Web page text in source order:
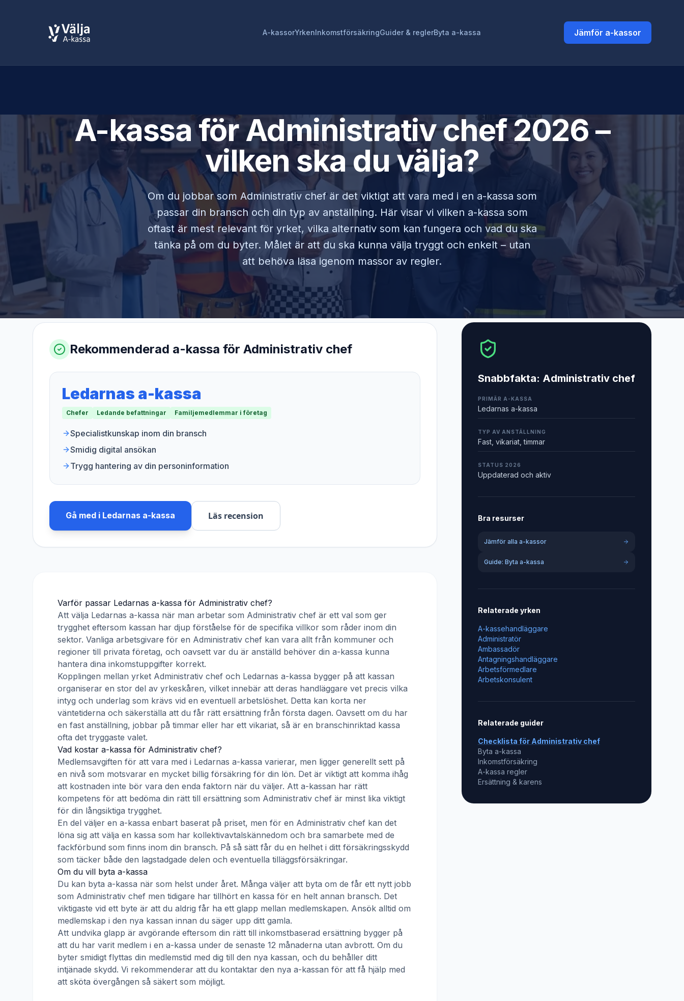
A-kassorYrkenInkomstförsäkringGuider & reglerByta a-kassa Jämför a-kassor
A-kassa förAdministrativ chef2026 –
vilken ska du välja?
Om du jobbar som Administrativ chefär det viktigt att vara med i en a-kassa som
passar din bransch och din typ av anställning. Här visar vi vilken a-kassa som
oftast är mest relevant för yrket, vilka alternativ som kan fungera och vad du ska
tänka på om du byter. Målet är att du ska kunna välja tryggt och enkelt – utan
att behöva läsa igenom massor av regler.
Rekommenderad a-kassa för Administrativ chef
Ledarnas a-kassa
Chefer Ledande befattningar Familjemedlemmar i företag
Specialistkunskap inom din bransch
Smidig digital ansökan
Trygg hantering av din personinformation
Gå med i Ledarnas a-kassa Läs recension
Varför passar Ledarnas a-kassa för Administrativ chef?
Att välja Ledarnas a-kassa när man arbetar som Administrativ chef är ett val som ger
trygghet eftersom kassan har djup förståelse för de specifika villkor som råder inom din
sektor. Vanliga arbetsgivare för en Administrativ chef kan vara allt från kommuner och
regioner till privata företag, och oavsett var du är anställd behöver din a-kassa kunna
hantera dina inkomstuppgifter korrekt.
Kopplingen mellan yrket Administrativ chef och Ledarnas a-kassa bygger på att kassan
organiserar en stor del av yrkeskåren, vilket innebär att deras handläggare vet precis vilka
intyg och underlag som krävs vid en eventuell arbetslöshet. Detta kan korta ner
väntetiderna och säkerställa att du får rätt ersättning från första dagen. Oavsett om du har
en fast anställning, jobbar på timmar eller har ett vikariat, så är en branschinriktad kassa
ofta det tryggaste valet.
Vad kostar a-kassa för Administrativ chef?
Medlemsavgiften för att vara med i Ledarnas a-kassa varierar, men ligger generellt sett på
en nivå som motsvarar en mycket billig försäkring för din lön. Det är viktigt att komma ihåg
att kostnaden inte bör vara den enda faktorn när du väljer. Att a-kassan har rätt
kompetens för att bedöma din rätt till ersättning som Administrativ chef är minst lika viktigt
för din långsiktiga trygghet.
En del väljer en a-kassa enbart baserat på priset, men för en Administrativ chef kan det
löna sig att välja en kassa som har kollektivavtalskännedom och bra samarbete med de
fackförbund som finns inom din bransch. På så sätt får du en helhet i ditt försäkringsskydd
som täcker både den lagstadgade delen och eventuella tilläggsförsäkringar.
Om du vill byta a-kassa
Du kan byta a-kassa när som helst under året. Många väljer att byta om de får ett nytt jobb
som Administrativ chef men tidigare har tillhört en kassa för en helt annan bransch. Det
viktigaste vid ett byte är att du aldrig får ha ett glapp mellan medlemskapen. Ansök alltid om
medlemskap i den nya kassan innan du säger upp ditt gamla.
Att undvika glapp är avgörande eftersom din rätt till inkomstbaserad ersättning bygger på
att du har varit medlem i en a-kassa under de senaste 12 månaderna utan avbrott. Om du
byter smidigt flyttas din medlemstid med dig till den nya kassan, och du behåller ditt
intjänade skydd. Vi rekommenderar att du kontaktar den nya a-kassan för att få hjälp med
att sköta övergången så säkert som möjligt.
Snabbfakta: Administrativ chef
PRIMÄR A-KASSA
Ledarnas a-kassa
TYP AV ANSTÄLLNING
Fast, vikariat, timmar
STATUS 2026
Uppdaterad och aktiv
Bra resurser
Jämför alla a-kassor
Guide: Byta a-kassa
Relaterade yrken
A-kassehandläggare
Administratör
Ambassadör
Antagningshandläggare
Arbetsförmedlare
Arbetskonsulent
Relaterade guider
Checklista för Administrativ chef
Byta a-kassa
Inkomstförsäkring
A-kassa regler
Ersättning & karens